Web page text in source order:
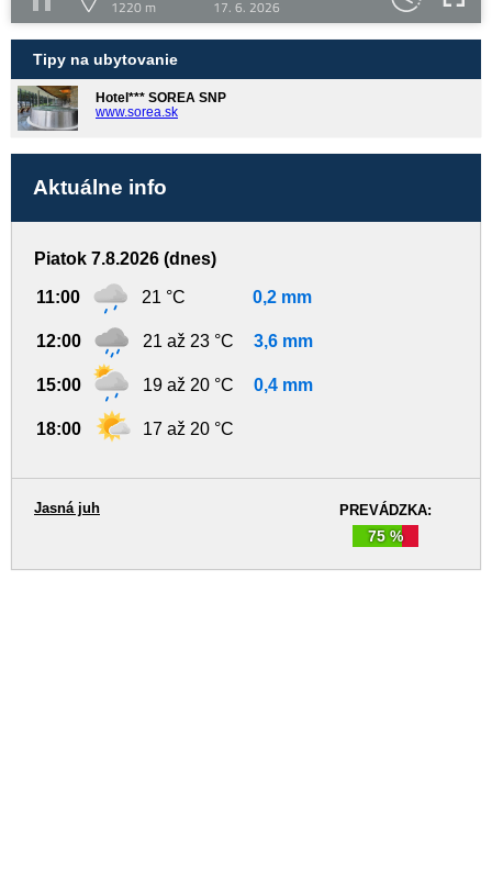
1220 m
17. 6. 2026
Tipy na ubytovanie
Hotel*** SOREA SNP
www.sorea.sk
Aktuálne info
Piatok 7.8.2026 (dnes)
11:00 21 °C 0,2 mm
12:00 21 až 23 °C 3,6 mm
15:00 19 až 20 °C 0,4 mm
18:00 17 až 20 °C
PREVÁDZKA:
75 %
Jasná juh